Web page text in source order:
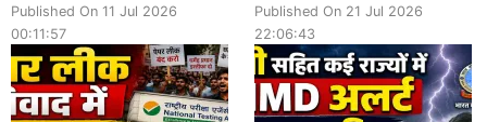
Published On 11 Jul 2026
00:11:57
Published On 21 Jul 2026
22:06:43